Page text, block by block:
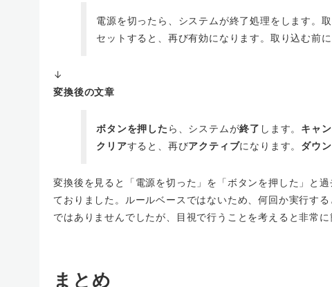
電源を切ったら、システムが終了処理をします。
セットすると、再び有効になります。取り込む前
↓
変換後の文章
ボタンを押した ら、システムが終了 します。 キャ
クリアすると、再びアクティブになります。 ダウ
変換後を見ると「電源を切った」を「ボタンを押した」と
ておりました。ルールベースではないため、何回か実行す
ではありませんでしたが、目視で行うことを考えると非常
まとめ